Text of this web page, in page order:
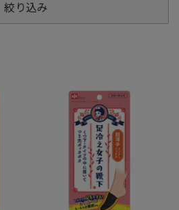
絞り込み